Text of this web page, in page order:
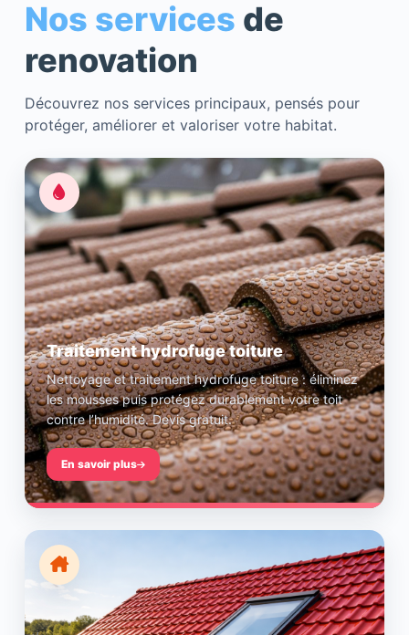
Nos services de
renovation
Découvrez nos services principaux, pensés pour
protéger, améliorer et valoriser votre habitat.
Traitement hydrofuge toiture
Nettoyage et traitement hydrofuge toiture : éliminez
les mousses puis protégez durablement votre toit
contre l’humidité. Devis gratuit.
En savoir plus